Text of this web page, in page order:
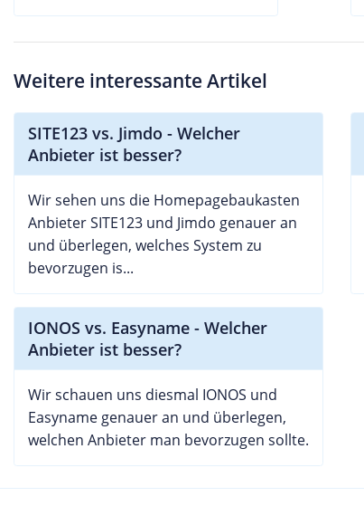
Weitere interessante Artikel
SITE123 vs. Jimdo - Welcher
Anbieter ist besser?
Wir sehen uns die Homepagebaukasten
Anbieter SITE123 und Jimdo genauer an
und überlegen, welches System zu
bevorzugen is...
IONOS vs. Easyname - Welcher
Anbieter ist besser?
Wir schauen uns diesmal IONOS und
Easyname genauer an und überlegen,
welchen Anbieter man bevorzugen sollte.